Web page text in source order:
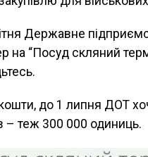
Державне
на “Посуд скляний
до 1 липня ДОТ
– теж 300 000 одиниць.